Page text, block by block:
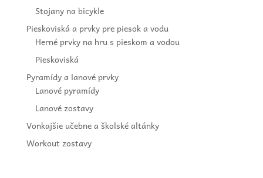
Stojany na bicykle
Pieskoviská a prvky pre piesok a vodu
Herné prvky na hru s pieskom a vodou
Pieskoviská
Pyramídy a lanové prvky
Lanové pyramídy
Lanové zostavy
Vonkajšie učebne a školské altánky
Workout zostavy